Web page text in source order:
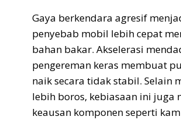
Gaya berkendara agresif
penyebab mobil lebih cepat
bahan bakar. Akselerasi
pengereman keras membuat
naik secara tidak stabil. Selain
lebih boros, kebiasaan ini juga
keausan komponen seperti